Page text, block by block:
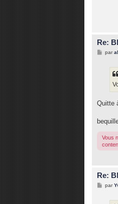
Re:
Mpar
Quitte
Vous
Re:
Mpar